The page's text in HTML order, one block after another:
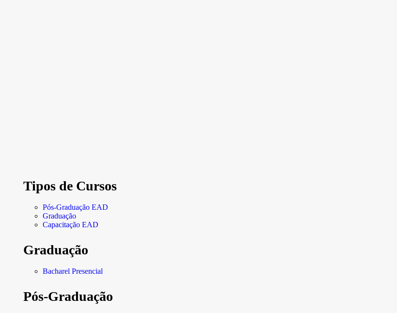
Tipos de Cursos
Pós-Graduação EAD
Graduação
Capacitação EAD
Graduação
Bacharel Presencial
Pós-Graduação